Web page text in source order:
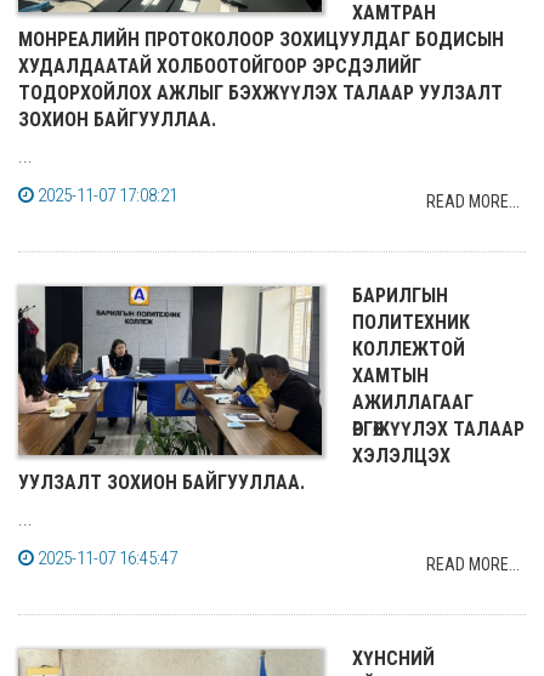
ХАМТРАН
МОНРЕАЛИЙН ПРОТОКОЛООР ЗОХИЦУУЛДАГ БОДИСЫН
ХУДАЛДААТАЙ ХОЛБООТОЙГООР ЭРСДЭЛИЙГ
ТОДОРХОЙЛОХ АЖЛЫГ БЭХЖҮҮЛЭХ ТАЛААР УУЛЗАЛТ
ЗОХИОН БАЙГУУЛЛАА.
...
2025-11-07 17:08:21
READ MORE...
БАРИЛГЫН
ПОЛИТЕХНИК
КОЛЛЕЖТОЙ
ХАМТЫН
АЖИЛЛАГААГ
ӨРГӨЖҮҮЛЭХ ТАЛААР
ХЭЛЭЛЦЭХ
УУЛЗАЛТ ЗОХИОН БАЙГУУЛЛАА.
...
2025-11-07 16:45:47
READ MORE...
ХҮНСНИЙ